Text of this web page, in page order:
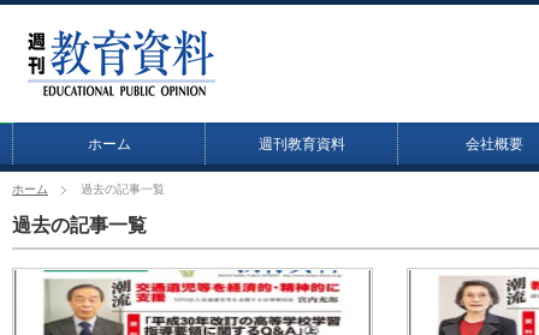
ホーム 週刊教育資料 会社概要
ホーム 過去の記事一覧
過去の記事一覧